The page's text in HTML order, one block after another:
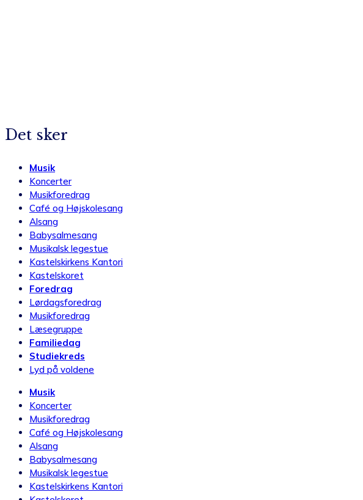
Det sker
Musik
Koncerter
Musikforedrag
Café og Højskolesang
Alsang
Babysalmesang
Musikalsk legestue
Kastelskirkens Kantori
Kastelskoret
Foredrag
Lørdagsforedrag
Musikforedrag
Læsegruppe
Familiedag
Studiekreds
Lyd på voldene
Musik
Koncerter
Musikforedrag
Café og Højskolesang
Alsang
Babysalmesang
Musikalsk legestue
Kastelskirkens Kantori